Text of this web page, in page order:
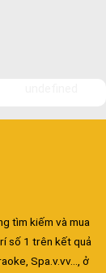
tìm kiếm và mua
số 1 trên kết quả
Spa.v.vv..., ở